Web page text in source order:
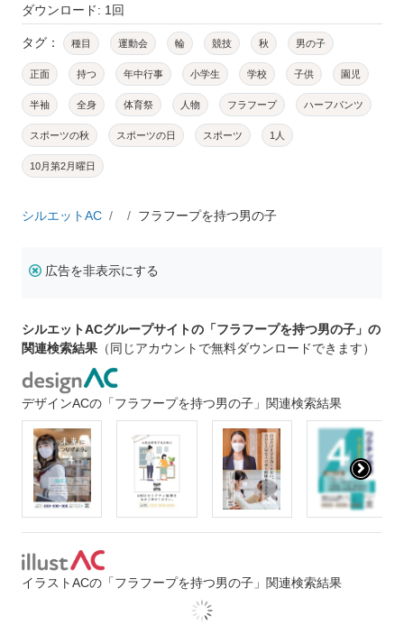
ダウンロード: 1回
タグ： 種目 運動会 輪 競技 秋 男の子
正面 持つ 年中行事 小学生 学校 子供 園児
半袖 全身 体育祭 人物 フラフープ ハーフパンツ
スポーツの秋 スポーツの日 スポーツ 1人
10月第2月曜日
シルエットAC フラフープを持つ男の子
広告を非表示にする
シルエットACグループサイトの「フラフープを持つ男の子」の
関連検索結果 （同じアカウントで無料ダウンロードできます）
デザインACの「フラフープを持つ男の子」関連検索結果
イラストACの「フラフープを持つ男の子」関連検索結果